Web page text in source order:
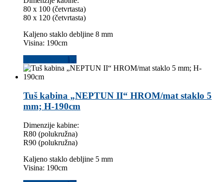
80 x 100 (četvrtasta)
80 x 120 (četvrtasta)
Kaljeno staklo debljine 8 mm
Visina: 190cm
Tuš kabina „NEPTUN II“ HROM/mat staklo 5
mm; H-190cm
Dimenzije kabine:
R80 (polukružna)
R90 (polukružna)
Kaljeno staklo debljine 5 mm
Visina: 190cm